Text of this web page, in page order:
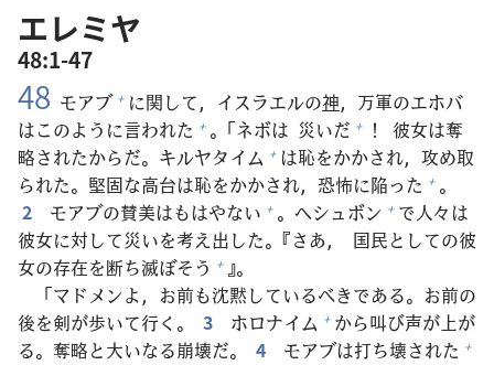
の
書
名
エレミヤ
48:1-47
48 モアブ + に関して，イスラエルの神， 万軍のエホバ
はこのように言われた + 。「ネボは 災いだ + ！ 彼女は奪
略されたからだ。キルヤタイム + は恥をかかされ， 攻め取
られた。 堅固な高台は恥をかかされ， 恐怖に陥った + 。
2
モアブの賛美はもはやない + 。ヘシュボン + で人々 は
彼女に対して災いを考え出した。『さあ， 国民としての彼
女の存在を断ち滅ぼそう + 』。
「マドメンよ，お前も沈黙しているべきである。お前の
後を剣が歩いて行く。 3 ホロナイム + から叫び声が 上が
る。 奪略と大いなる崩壊だ。 4 モアブは打ち壊された +